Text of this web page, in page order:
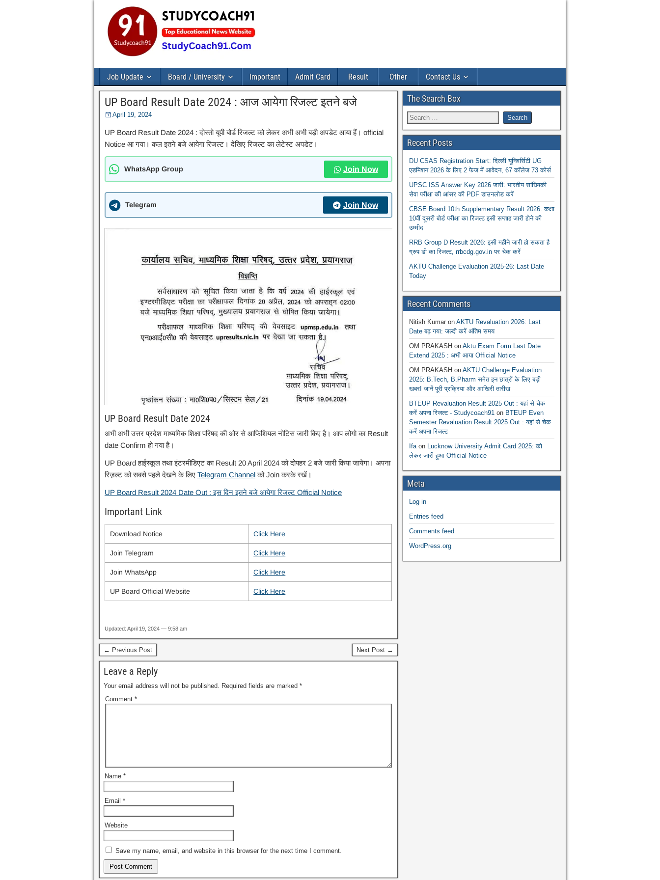
Job Update Board / University Important Admit Card Result Other Contact Us
UP Board Result Date 2024 : आज आयेगा रिजल्ट इतने बजे
April 19, 2024
UP Board Result Date 2024 : दोस्तो यूपी बोर्ड रिजल्ट को लेकर अभी अभी बड़ी अपडेट आया हैं। official
Notice आ गया। कल इतने बजे आयेगा रिजल्ट। देखिए रिजल्ट का लेटेस्ट अपडेट।
WhatsApp Group Join Now
Telegram Join Now
UP Board Result Date 2024
अभी अभी उत्तर प्रदेश माध्यमिक शिक्षा परिषद की ओर से आफिशियल नोटिस जारी किए है। आप लोगो का Result
date Confirm हो गया है।
UP Board हाईस्कूल तथा इंटरमीडिएट का Result 20 April 2024 को दोपहर 2 बजे जारी किया जायेगा। अपना
रिज़ल्ट को सबसे पहले देखने के लिए Telegram Channelको Join करके रखें।
UP Board Result 2024 Date Out : इस दिन इतने बजे आयेगा रिजल्ट Official Notice
Important Link
Download Notice Click Here
Join Telegram Click Here
Join WhatsApp Click Here
UP Board Official Website Click Here
Updated: April 19, 2024 — 9:58 am
← Previous Post Next Post →
Leave a Reply
Your email address will not be published. Required fields are marked *
Comment *
Name *
Email *
Website
Save my name, email, and website in this browser for the next time I comment.
The Search Box
Recent Posts
DU CSAS Registration Start: दिल्ली यूनिवर्सिटी UG
एडमिशन 2026 के लिए 2 फेज में आवेदन, 67 कॉलेज 73 कोर्स
UPSC ISS Answer Key 2026 जारी: भारतीय सांख्यिकी
सेवा परीक्षा की आंसर की PDF डाउनलोड करें
CBSE Board 10th Supplementary Result 2026: कक्षा
10वीं दूसरी बोर्ड परीक्षा का रिजल्ट इसी सप्ताह जारी होने की
उम्मीद
RRB Group D Result 2026: इसी महीने जारी हो सकता है
ग्रुप डी का रिजल्ट, rrbcdg.gov.in पर चेक करें
AKTU Challenge Evaluation 2025-26: Last Date
Today
Recent Comments
Nitish Kumaron AKTU Revaluation 2026: Last
Date बढ़ गया: जल्दी करें अंतिम समय
OM PRAKASH on Aktu Exam Form Last Date
Extend 2025 : अभी आया Official Notice
OM PRAKASH on AKTU Challenge Evaluation
2025: B.Tech, B.Pharm समेत इन छात्रों के लिए बड़ी
खबर! जानें पूरी प्रक्रिया और आखिरी तारीख
BTEUP Revaluation Result 2025 Out : यहां से चेक
करें अपना रिजल्ट - Studycoach91on BTEUP Even
Semester Revaluation Result 2025 Out : यहां से चेक
करें अपना रिजल्ट
Ifaon Lucknow University Admit Card 2025: को
लेकर जारी हुआ Official Notice
Meta
Log in
Entries feed
Comments feed
WordPress.org